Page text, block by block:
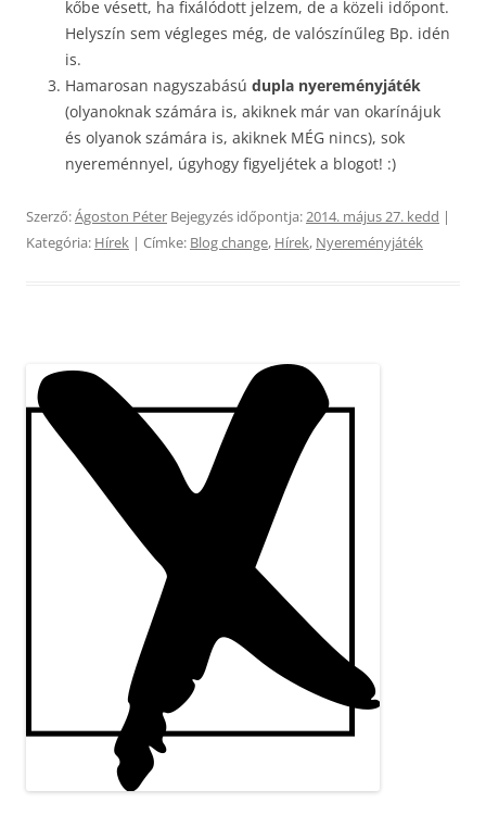
kőbe vésett, ha fixálódott jelzem, de a közeli időpont.
Helyszín sem végleges még, de valószínűleg Bp. idén
is.
Hamarosan nagyszabású dupla nyereményjáték
(olyanoknak számára is, akiknek már van okarínájuk
és olyanok számára is, akiknek MÉG nincs), sok
nyereménnyel, úgyhogy figyeljétek a blogot! :)
Szerző:Ágoston Péter Bejegyzés időpontja:2014. május 27. kedd |
Kategória: Hírek | Címke: Blog change, Hírek, Nyereményjáték